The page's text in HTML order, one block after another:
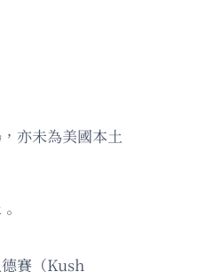
亦未為美國本土
賽（Kush